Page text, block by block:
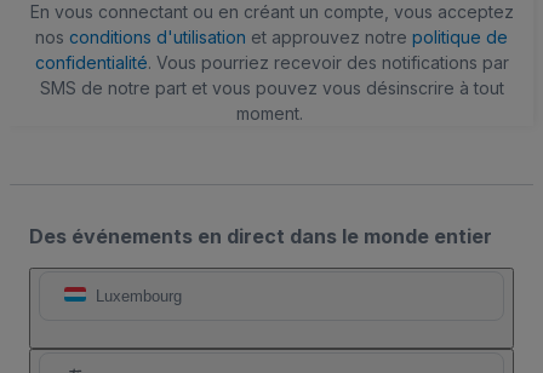
En vous connectant ou en créant un compte, vous acceptez
nos conditions d'utilisation et approuvez notre politique de
confidentialité. Vous pourriez recevoir des notifications par
SMS de notre part et vous pouvez vous désinscrire à tout
moment.
Des événements en direct dans le monde entier
Luxembourg